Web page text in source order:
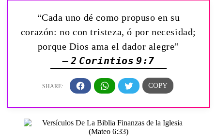
“Cada uno dé como propuso en su
corazón: no con tristeza, ó por necesidad;
porque Dios ama el dador alegre”
— 2 Corintios 9:7